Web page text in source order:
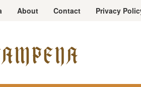
About Contact Privacy